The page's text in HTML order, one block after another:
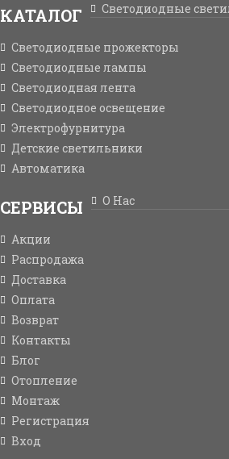
КАТАЛОГ Светодиодные
Светодиодные прожекторы
Светодиодные лампы
Светодиодная лента
Светодиодное освещение
Электрофурнитура
Детские светильники
Автоматика
СЕРВИСЫ О Нас
Акции
Распродажа
Доставка
Оплата
Возврат
Контакты
Блог
Отопление
Монтаж
Регистрация
Вход